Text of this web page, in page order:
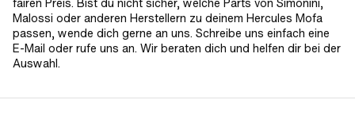
Malossi oder anderen Herstellern zu deinem Hercules Mofa
passen, wende dich gerne an uns. Schreibe uns einfach eine
E-Mail oder rufe uns an. Wir beraten dich und helfen dir bei der
Auswahl.